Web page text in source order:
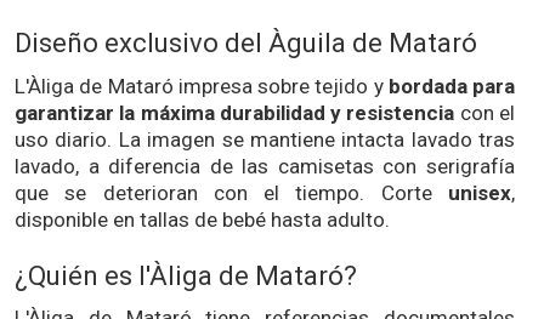
Diseño exclusivo del Àguila de Mataró
L'Àliga de Mataró impresa sobre tejido y bordada para
garantizar la máxima durabilidad y resistencia con el
uso diario. La imagen se mantiene intacta lavado tras
lavado, a diferencia de las camisetas con serigrafía
que se deterioran con el tiempo. Corte unisex,
disponible en tallas de bebé hasta adulto.
¿Quién es l'Àliga de Mataró?